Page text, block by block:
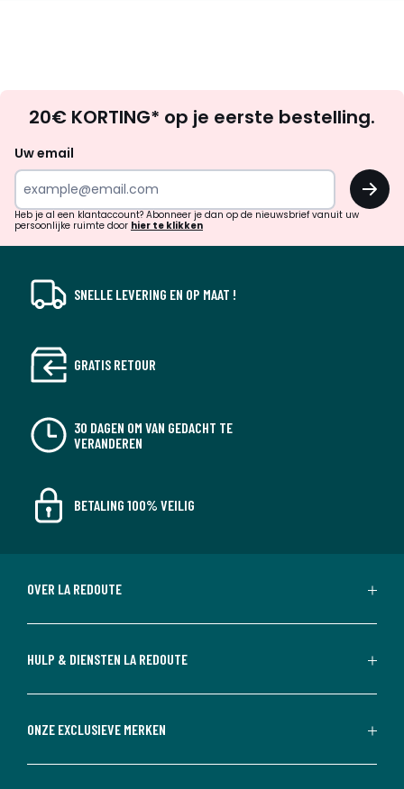
zoek
inspiratie
verrassingen?
20€ KORTING* op je eerste bestelling.
Uw email
OK
Heb je al een klantaccount? Abonneer je dan op de nieuwsbrief vanuit uw
persoonlijke ruimte door hier te klikken
SNELLE LEVERING EN OP MAAT !
GRATIS RETOUR
30 DAGEN OM VAN GEDACHT TE
VERANDEREN
BETALING 100% VEILIG
OVER LA REDOUTE
HULP & DIENSTEN LA REDOUTE
ONZE EXCLUSIEVE MERKEN